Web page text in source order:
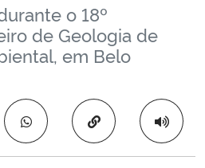
o 18º
de Geologia de
em Belo
Copiar para área